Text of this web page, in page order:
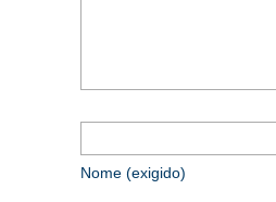
Nome (exigido)